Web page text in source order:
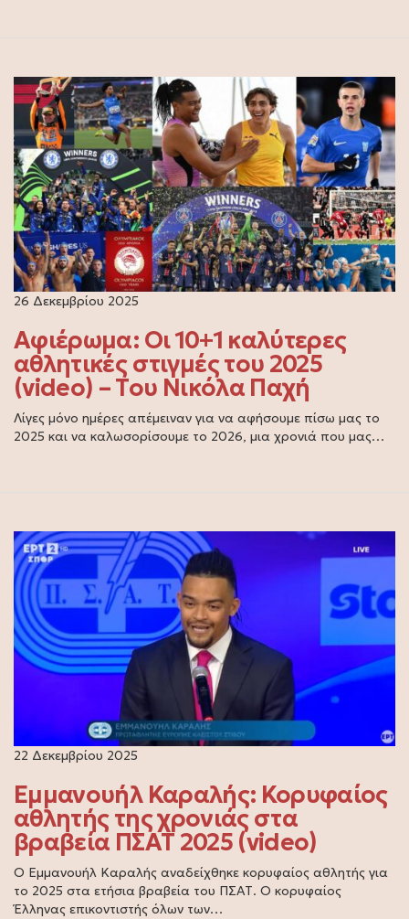
26 Δεκεμβρίου 2025
Αφιέρωμα: Οι 10+1 καλύτερες
αθλητικές στιγμές του 2025
(video) – Του Νικόλα Παχή
Λίγες μόνο ημέρες απέμειναν για να αφήσουμε πίσω μας το
2025 και να καλωσορίσουμε το 2026, μια χρονιά που μας…
22 Δεκεμβρίου 2025
Εμμανουήλ Καραλής: Κορυφαίος
αθλητής της χρονιάς στα
βραβεία ΠΣΑΤ 2025 (video)
Ο Εμμανουήλ Καραλής αναδείχθηκε κορυφαίος αθλητής για
το 2025 στα ετήσια βραβεία του ΠΣΑΤ. Ο κορυφαίος
Έλληνας επικοντιστής όλων των…